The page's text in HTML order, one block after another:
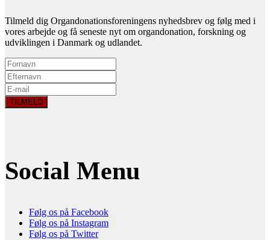
Tilmeld dig Organdonationsforeningens nyhedsbrev og følg med i
vores arbejde og få seneste nyt om organdonation, forskning og
udviklingen i Danmark og udlandet.
Social Menu
Følg os på Facebook
Følg os på Instagram
Følg os på Twitter